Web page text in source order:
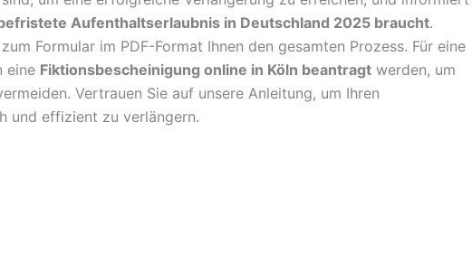
Aufenthaltserlaubnis in Deutschland 2025 braucht.
Formular im PDF-Format Ihnen den gesamten Prozess. Für eine
eine Fiktionsbescheinigung online in Köln beantragt werden, um
Vertrauen Sie auf unsere Anleitung, um Ihren
und effizient zu verlängern.